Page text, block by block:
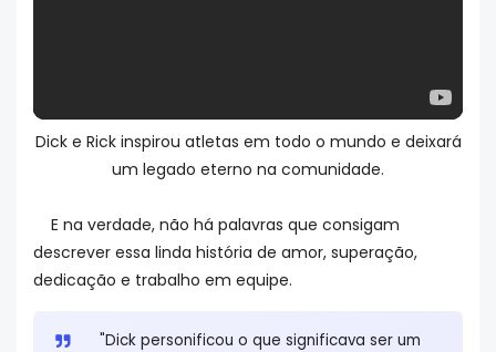
Dick e Rick inspirou atletas em todo o mundo e deixará
um legado eterno na comunidade.
E na verdade, não há palavras que consigam
descrever essa linda história de amor, superação,
dedicação e trabalho em equipe.
"Dick personificou o que significava ser um